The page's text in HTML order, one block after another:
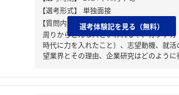
【質問内容・課題】
周りからどんな人といわれる？、ガクチカ
時代に力を入れたこと）、志望動機、就
望業界とその理由、企業研究はどのように
選考体験記を見る（無料）